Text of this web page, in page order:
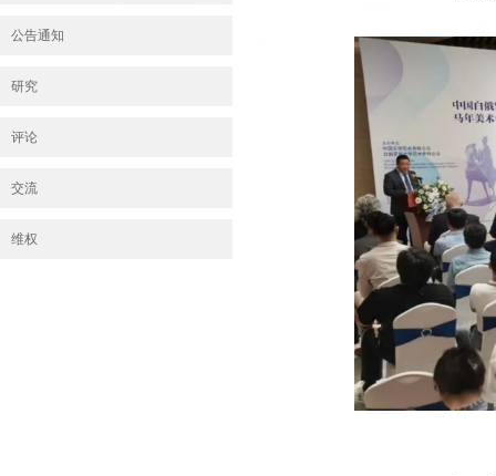
公告通知
研究
评论
交流
维权